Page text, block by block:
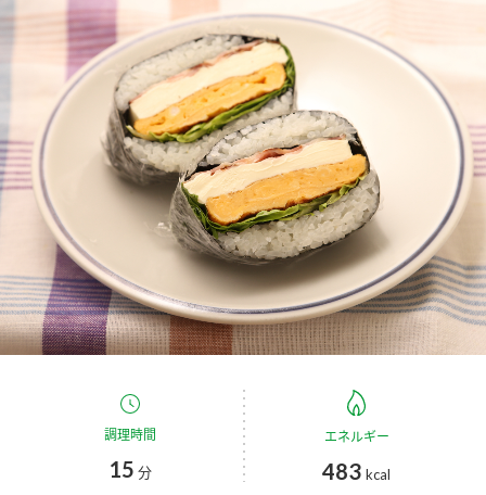
酢
お酢ドリンク ぽん酢
みりん風・料理酒 鍋用調味料
つゆ たれ
スープ
新商品一覧
キャンペーン情報
ブランド・スペシャルサイト
ブランド・スペシャルサイト トップ
商品ブランドサイト
Fibee（ファイビー）
くらしプラ酢
カンタン酢
かおりの蔵
企業情報
国内事業概要
ミツカングループについて
企業理念
ミツカンを知る
環境への取り組み
調理時間
15 分
エネルギー
483 kcal